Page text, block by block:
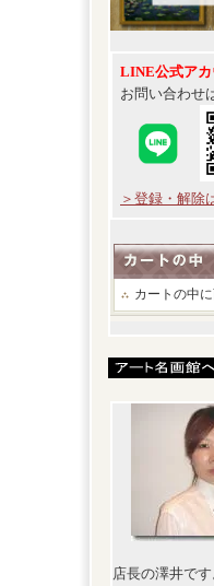
LINE公式アカ
お問い合わせ
＞登録・解除
カートの中
店長の澤井です